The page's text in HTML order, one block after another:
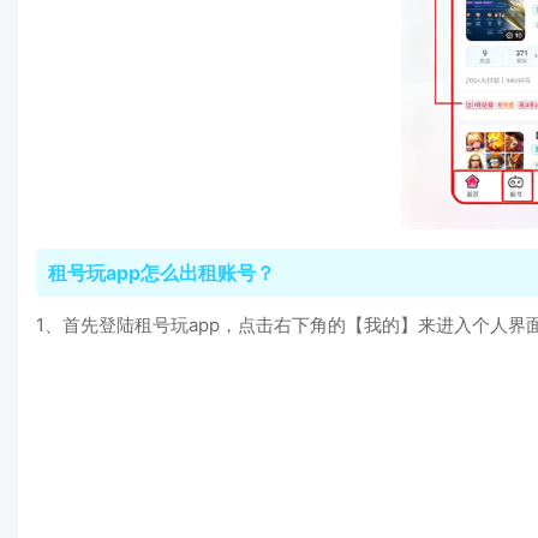
租号玩app怎么出租账号？
1、首先登陆租号玩app，点击右下角的【我的】来进入个人界